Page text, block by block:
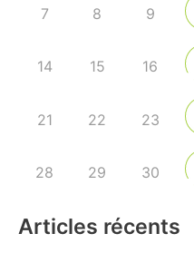
7 8 9
14 15 16
21 22 23
28 29 30
Articles récents